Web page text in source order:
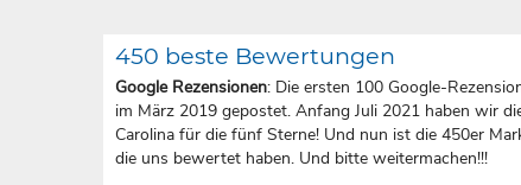
450 beste Bewertungen
Google Rezensionen: Die ersten 100 Google-
im März 2019 gepostet. Anfang Juli 2021 haben wir
Carolina für die fünf Sterne! Und nun ist die 450er
die uns bewertet haben. Und bitte weitermachen!!!